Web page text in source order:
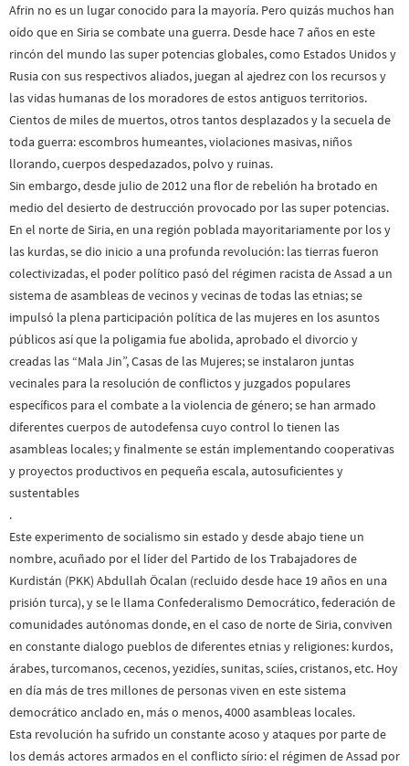
Afrin no es un lugar conocido para la mayoría. Pero quizás muchos han
oído que en Siria se combate una guerra. Desde hace 7 años en este
rincón del mundo las super potencias globales, como Estados Unidos y
Rusia con sus respectivos aliados, juegan al ajedrez con los recursos y
las vidas humanas de los moradores de estos antiguos territorios.
Cientos de miles de muertos, otros tantos desplazados y la secuela de
toda guerra: escombros humeantes, violaciones masivas, niños
llorando, cuerpos despedazados, polvo y ruinas.
Sin embargo, desde julio de 2012 una flor de rebelión ha brotado en
medio del desierto de destrucción provocado por las super potencias.
En el norte de Siria, en una región poblada mayoritariamente por los y
las kurdas, se dio inicio a una profunda revolución: las tierras fueron
colectivizadas, el poder político pasó del régimen racista de Assad a un
sistema de asambleas de vecinos y vecinas de todas las etnias; se
impulsó la plena participación política de las mujeres en los asuntos
públicos así que la poligamia fue abolida, aprobado el divorcio y
creadas las “Mala Jin”, Casas de las Mujeres; se instalaron juntas
vecinales para la resolución de conflictos y juzgados populares
específicos para el combate a la violencia de género; se han armado
diferentes cuerpos de autodefensa cuyo control lo tienen las
asambleas locales; y finalmente se están implementando cooperativas
y proyectos productivos en pequeña escala, autosuficientes y
sustentables
.
Este experimento de socialismo sin estado y desde abajo tiene un
nombre, acuñado por el líder del Partido de los Trabajadores de
Kurdistán (PKK) Abdullah Öcalan (recluido desde hace 19 años en una
prisión turca), y se le llama Confederalismo Democrático, federación de
comunidades autónomas donde, en el caso de norte de Siria, conviven
en constante dialogo pueblos de diferentes etnias y religiones: kurdos,
árabes, turcomanos, cecenos, yezidíes, sunitas, sciíes, cristanos, etc. Hoy
en día más de tres millones de personas viven en este sistema
democrático anclado en, más o menos, 4000 asambleas locales.
Esta revolución ha sufrido un constante acoso y ataques por parte de
los demás actores armados en el conflicto sírio: el régimen de Assad por